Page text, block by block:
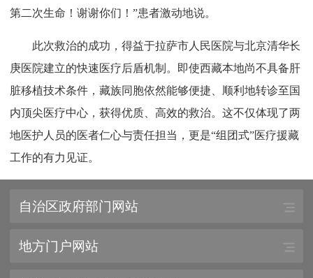
第二次生命！谢谢你们！”患者激动地说。
此次救治的成功，得益于拉萨市人民医院与北京清华长
庚医院建立的快速医疗后盾机制。即使西藏本地尚不具备肝
脏移植技术条件，藏族同胞依然能够便捷、顺利地转诊至国
内顶尖医疗中心，获得优质、高效的救治。这不仅体现了两
地医护人员的医者仁心与责任担当，更是“组团式”医疗援藏
工作的有力见证。
自治区政府部门网站
地方门户网站